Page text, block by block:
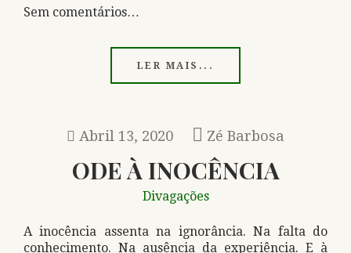
Sem comentários…
LER MAIS...
Abril 13, 2020 Zé Barbosa
ODE À INOCÊNCIA
Divagações
A inocência assenta na ignorância. Na falta do
conhecimento. Na ausência da experiência. E à